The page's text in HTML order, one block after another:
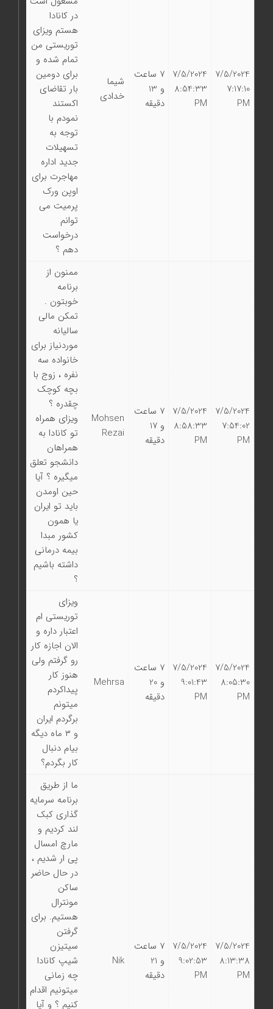
7/5/2024
7:17:10
PM
7/5/2024
8:54:33
PM
7 ساعت
و 13
دقیقه
شیما
خدادی
در کانادا
هستم ویزای
توریستی من
تمام شده و
برای دومین
بار تقاضای
اکستند
نمودم با
توجه به
تسهیلات
جدید اداره
مهاجرت برای
اوپن ورک
پرمیت می
توانم
درخواست
دهم ؟
7/5/2024
7:54:02
PM
7/5/2024
8:58:33
PM
7 ساعت
و 17
دقیقه
Mohsen
Rezai
ممنون از
برنامه
خوبتون .
تمکن مالی
سالیانه
موردنیاز برای
خانواده سه
نفره ، زوج با
بچه کوچک
چقدره ؟
ویزای همراه
تو کانادا به
همراهان
دانشجو تعلق
میگیره ؟ آیا
حین اومدن
باید تو ایران
یا همون
کشور مبدا
بیمه درمانی
داشته باشیم
؟
7/5/2024
8:05:30
PM
7/5/2024
9:01:43
PM
7 ساعت
و 20
دقیقه
Mehrsa
ویزای
توریستی ام
اعتبار داره و
الان اجازه کار
رو گرفتم ولی
هنوز کار
پیداکردم
میتونم
برگردم ایران
و ۳ ماه دیگه
بیام دنبال
کار بگردم؟
7/5/2024
8:13:38
PM
7/5/2024
9:02:53
PM
7 ساعت
و 21
دقیقه
Nik
ما از طریق
برنامه سرمایه
گذاری کبک
لند کردیم و
مارچ امسال
پی ار شدیم ،
در حال حاضر
ساکن
مونترال
هستیم. برای
گرفتن
سیتیزن
شیپ کانادا
چه زمانی
میتونیم اقدام
کنیم ؟ و آیا